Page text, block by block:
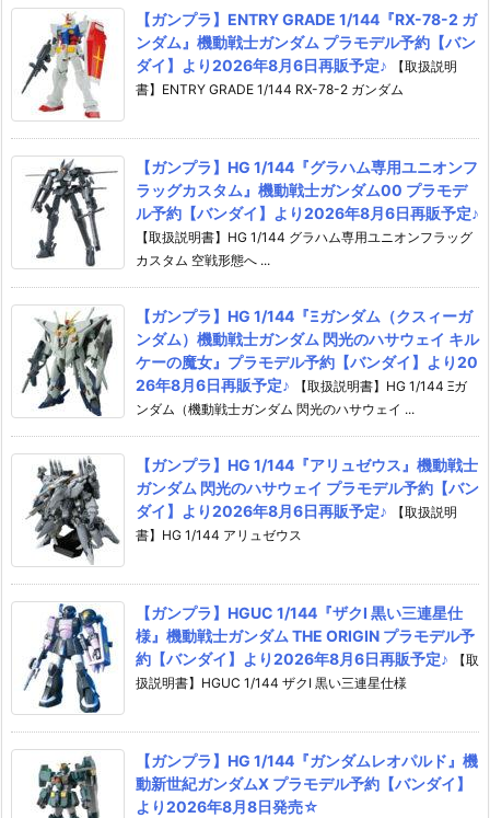
【ガンプラ】ENTRY GRADE 1/144『RX-78-2 ガ
ンダム』機動戦士ガンダム プラモデル予約【バン
ダイ】より2026年8月6日再販予定♪
【取扱説明
書】ENTRY GRADE 1/144 RX-78-2 ガンダム
【ガンプラ】HG 1/144『グラハム専用ユニオンフ
ラッグカスタム』機動戦士ガンダム00 プラモデ
ル予約【バンダイ】より2026年8月6日再販予定♪
【取扱説明書】HG 1/144 グラハム専用ユニオンフラッグ
カスタム 空戦形態へ ...
【ガンプラ】HG 1/144『Ξガンダム（クスィーガ
ンダム）機動戦士ガンダム 閃光のハサウェイ キル
ケーの魔女』プラモデル予約【バンダイ】より20
26年8月6日再販予定♪
【取扱説明書】HG 1/144 Ξガ
ンダム（機動戦士ガンダム 閃光のハサウェイ ...
【ガンプラ】HG 1/144『アリュゼウス』機動戦士
ガンダム 閃光のハサウェイ プラモデル予約【バン
ダイ】より2026年8月6日再販予定♪
【取扱説明
書】HG 1/144 アリュゼウス
【ガンプラ】HGUC 1/144『ザクI 黒い三連星仕
様』機動戦士ガンダム THE ORIGIN プラモデル予
約【バンダイ】より2026年8月6日再販予定♪
【取
扱説明書】HGUC 1/144 ザクI 黒い三連星仕様
【ガンプラ】HG 1/144『ガンダムレオパルド』機
動新世紀ガンダムX プラモデル予約【バンダイ】
より2026年8月8日発売☆